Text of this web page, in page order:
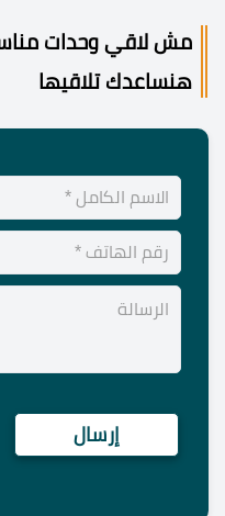
مش لاقي وحدات
هنساعدك تلاقيها